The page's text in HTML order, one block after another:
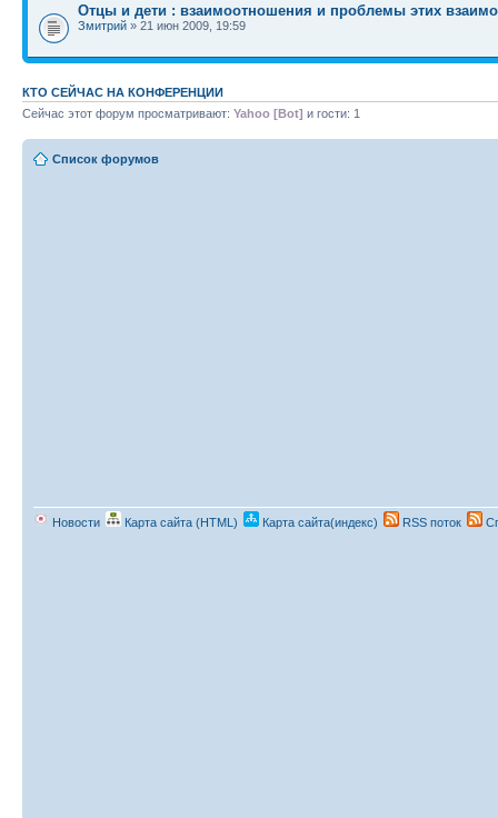
Отцы и дети : взаимоотношения и проблемы этих
Змитрий » 21 июн 2009, 19:59
КТО СЕЙЧАС НА КОНФЕРЕНЦИИ
Сейчас этот форум просматривают: Yahoo [Bot] и гости: 1
Список форумов
Новости Карта сайта (HTML) Карта сайта(индекс) RSS поток